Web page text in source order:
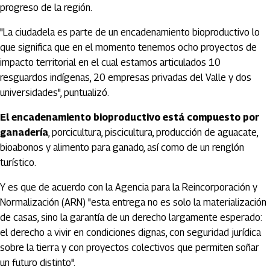
progreso de la región.
"La ciudadela es parte de un encadenamiento bioproductivo lo
que significa que en el momento tenemos ocho proyectos de
impacto territorial en el cual estamos articulados 10
resguardos indígenas, 20 empresas privadas del Valle y dos
universidades", puntualizó.
El encadenamiento bioproductivo está compuesto por
ganadería, porcicultura, piscicultura, producción de aguacate,
bioabonos y alimento para ganado, así como de un renglón
turístico.
Y es que de acuerdo con la Agencia para la Reincorporación y
Normalización (ARN) "esta entrega no es solo la materialización
de casas, sino la garantía de un derecho largamente esperado:
el derecho a vivir en condiciones dignas, con seguridad jurídica
sobre la tierra y con proyectos colectivos que permiten soñar
un futuro distinto".